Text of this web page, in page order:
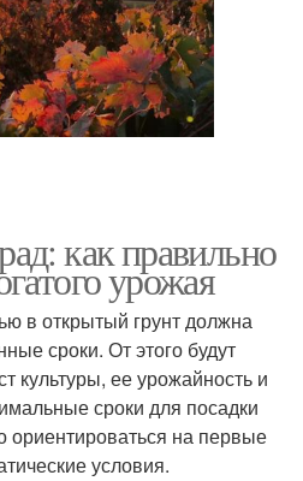
как правильно
урожая
в открытый грунт должна
сроки. От этого будут
культуры, ее урожайность и
сроки для посадки
ориентироваться на первые
условия.